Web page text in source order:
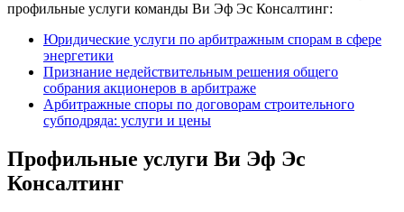
профильные услуги команды Ви Эф Эс Консалтинг:
Юридические услуги по арбитражным спорам в сфере
энергетики
Признание недействительным решения общего
собрания акционеров в арбитраже
Арбитражные споры по договорам строительного
субподряда: услуги и цены
Профильные услуги Ви Эф Эс
Консалтинг